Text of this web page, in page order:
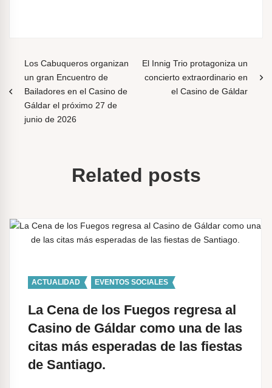
a
ó
Los Cabuqueros organizan
un gran Encuentro de
Bailadores en el Casino de
Gáldar el próximo 27 de
junio de 2026
El Innig Trio protagoniza un
concierto extraordinario en
el Casino de Gáldar
Related posts
ACTUALIDAD EVENTOS SOCIALES
La Cena de los Fuegos regresa al
Casino de Gáldar como una de las
citas más esperadas de las fiestas
de Santiago.